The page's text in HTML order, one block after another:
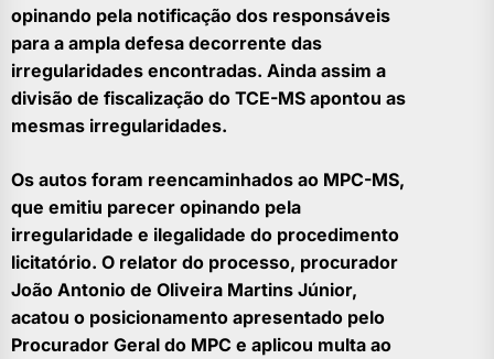
opinando pela notificação dos responsáveis
para a ampla defesa decorrente das
irregularidades encontradas. Ainda assim a
divisão de fiscalização do TCE-MS apontou as
mesmas irregularidades.
Os autos foram reencaminhados ao MPC-MS,
que emitiu parecer opinando pela
irregularidade e ilegalidade do procedimento
licitatório. O relator do processo, procurador
João Antonio de Oliveira Martins Júnior,
acatou o posicionamento apresentado pelo
Procurador Geral do MPC e aplicou multa ao